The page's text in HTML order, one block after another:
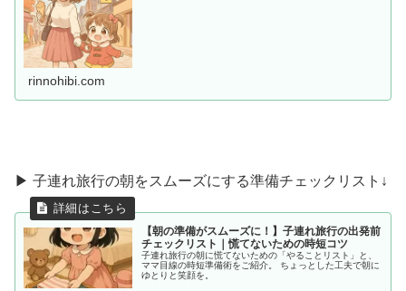
rinnohibi.com
▶ 子連れ旅行の朝をスムーズにする準備チェックリスト↓
【朝の準備がスムーズに！】子連れ旅行の出発前
チェックリスト｜慌てないための時短コツ
子連れ旅行の朝に慌てないための「やることリスト」と、
ママ目線の時短準備術をご紹介。 ちょっとした工夫で朝に
ゆとりと笑顔を。